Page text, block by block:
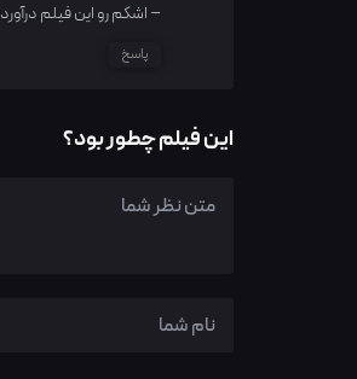
– اشکم رو این فیلم درآورد
پاسخ
این فیلم چطور بود؟